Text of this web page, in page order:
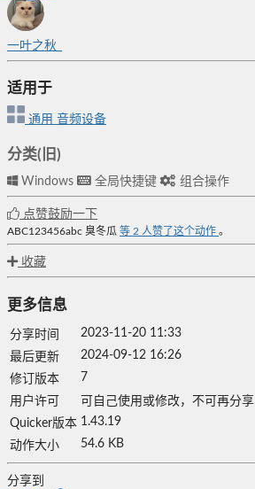
一叶之秋_
适用于
通用 音频设备
分类(旧)
Windows 全局快捷键 组合操作
点赞鼓励一下
ABC123456abc 臭冬瓜 等 2 人赞了这个动作 。
收藏
更多信息
分享时间
2023-11-20 11:33
最后更新
2024-09-12 16:26
修订版本
7
用户许可
可自己使用或修改，不可再分享
Quicker版本 1.43.19
动作大小
54.6 KB
分享到